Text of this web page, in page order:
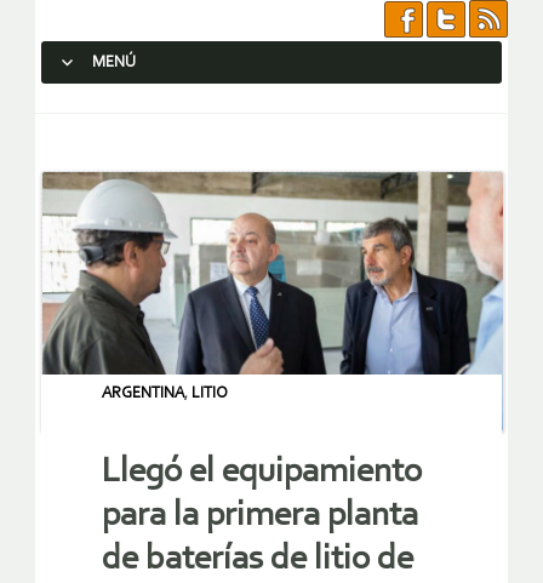
MENÚ
ARGENTINA, LITIO
Llegó el equipamiento
para la primera planta
de baterías de litio de